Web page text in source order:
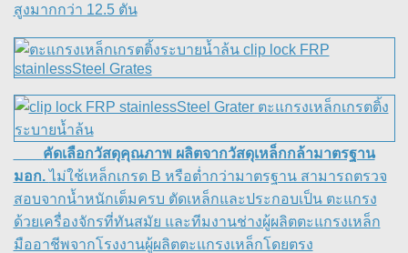
สูงมากกว่า 12.5 ตัน
คัดเลือกวัสดุคุณภาพ ผลิตจากวัสดุเหล็กกล้ามาตรฐาน
มอก.ไม่ใช้เหล็กเกรด B หรือต่ำกว่ามาตรฐาน สามารถตรวจ
สอบจากน้ำหนักเต็มครบ ตัดเหล็กและประกอบเป็น ตะแกรง
ด้วยเครื่องจักรที่ทันสมัย และทีมงานช่างผู้ผลิตตะแกรงเหล็ก
มืออาชีพจากโรงงานผู้ผลิตตะแกรงเหล็กโดยตรง